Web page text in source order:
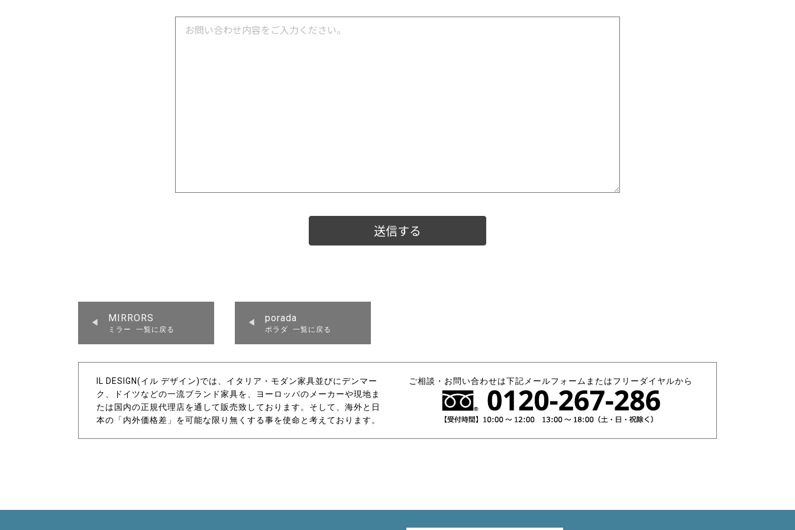
MIRRORS
ミラー 一覧に戻る
porada
ポラダ 一覧に戻る
IL DESIGN(イル デザイン)では、イタリア・モダン家具並びにデンマー
ク、ドイツなどの一流ブランド家具を、ヨーロッパのメーカーや現地ま
たは国内の正規代理店を通して販売致しております。そして、海外と日
本の「内外価格差」を可能な限り無くする事を使命と考えております。
ご相談・お問い合わせは下記メールフォームまたはフリーダイヤルから